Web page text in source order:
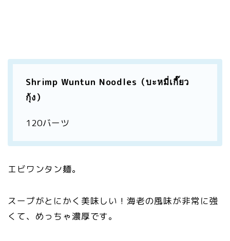
Shrimp Wuntun Noodles（บะหมี่เกี๊ยว
กุ้ง）
120バーツ
エビワンタン麺。
スープがとにかく美味しい！海老の風味が非常に強
くて、めっちゃ濃厚です。